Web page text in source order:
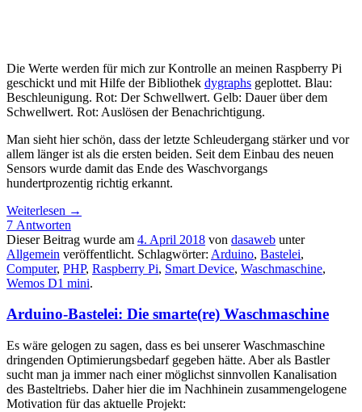
Die Werte werden für mich zur Kontrolle an meinen Raspberry Pi
geschickt und mit Hilfe der Bibliothek dygraphs geplottet. Blau:
Beschleunigung. Rot: Der Schwellwert. Gelb: Dauer über dem
Schwellwert. Rot: Auslösen der Benachrichtigung.
Man sieht hier schön, dass der letzte Schleudergang stärker und vor
allem länger ist als die ersten beiden. Seit dem Einbau des neuen
Sensors wurde damit das Ende des Waschvorgangs
hundertprozentig richtig erkannt.
Weiterlesen →
7 Antworten
Dieser Beitrag wurde am 4. April 2018 von dasaweb unter
Allgemein veröffentlicht. Schlagwörter: Arduino, Bastelei,
Computer, PHP, Raspberry Pi, Smart Device, Waschmaschine,
Wemos D1 mini.
Arduino-Bastelei: Die smarte(re) Waschmaschine
Es wäre gelogen zu sagen, dass es bei unserer Waschmaschine
dringenden Optimierungsbedarf gegeben hätte. Aber als Bastler
sucht man ja immer nach einer möglichst sinnvollen Kanalisation
des Basteltriebs. Daher hier die im Nachhinein zusammengelogene
Motivation für das aktuelle Projekt: